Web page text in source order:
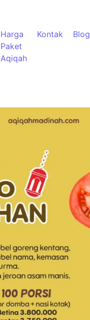
Harga
Paket
Aqiqah
Kontak Blog